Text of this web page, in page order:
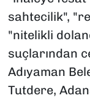
sahtecilik",
"nitelikli
suçlarından
Adıyaman
Tutdere,